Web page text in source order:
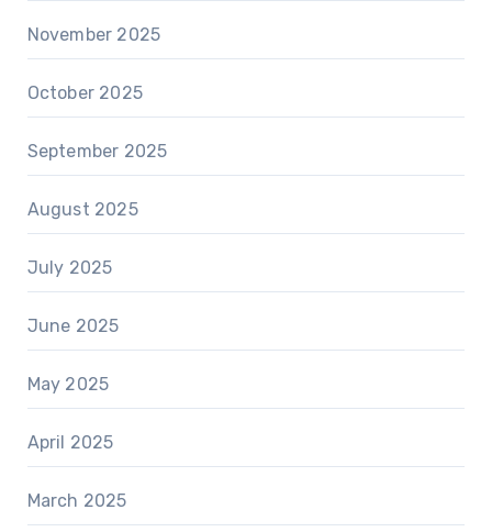
November 2025
October 2025
September 2025
August 2025
July 2025
June 2025
May 2025
April 2025
March 2025